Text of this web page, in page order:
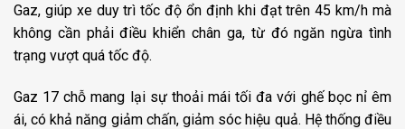
Gaz, giúp xe duy trì tốc độ ổn định khi đạt trên 45 km/h mà
không cần phải điều khiển chân ga, từ đó ngăn ngừa tình
trạng vượt quá tốc độ.
Gaz 17 chỗ mang lại sự thoải mái tối đa với ghế bọc nỉ êm
ái, có khả năng giảm chấn, giảm sóc hiệu quả. Hệ thống điều